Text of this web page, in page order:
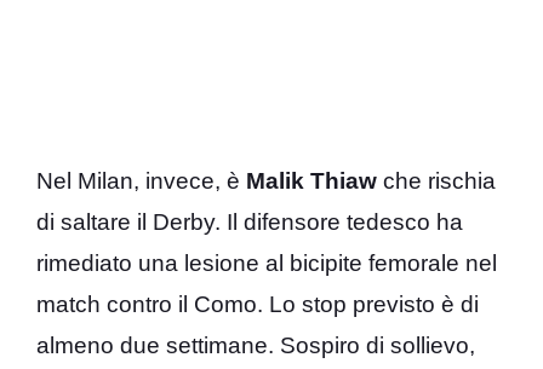
Nel Milan, invece, è Malik Thiaw che rischia
di saltare il Derby. Il difensore tedesco ha
rimediato una lesione al bicipite femorale nel
match contro il Como. Lo stop previsto è di
almeno due settimane. Sospiro di sollievo,